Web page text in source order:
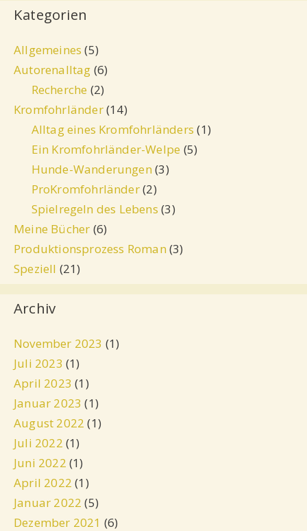
Kategorien
Allgemeines (5)
Autorenalltag (6)
Recherche (2)
Kromfohrländer(14)
Alltag eines Kromfohrländers (1)
Ein Kromfohrländer-Welpe (5)
Hunde-Wanderungen (3)
ProKromfohrländer(2)
Spielregeln des Lebens (3)
Meine Bücher (6)
Produktionsprozess Roman (3)
Speziell (21)
Archiv
November 2023 (1)
Juli 2023 (1)
April 2023 (1)
Januar 2023 (1)
August 2022 (1)
Juli 2022 (1)
Juni 2022 (1)
April 2022 (1)
Januar 2022 (5)
Dezember 2021 (6)